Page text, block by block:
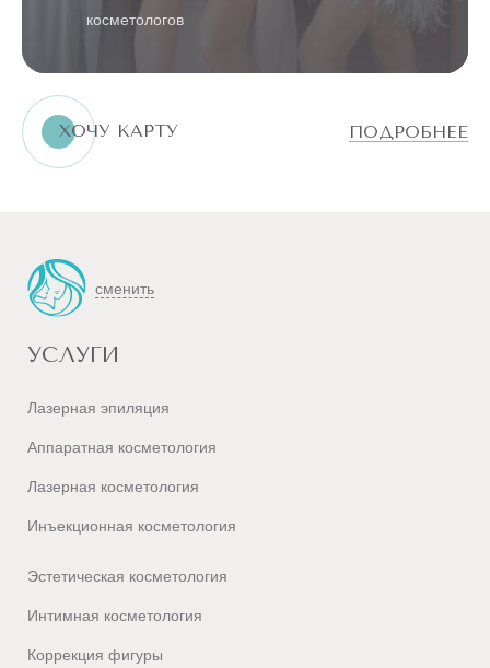
косметологов
ХОЧУ КАРТУ ПОДРОБНЕЕ
сменить
УСЛУГИ
Лазерная эпиляция
Аппаратная косметология
Лазерная косметология
Инъекционная косметология
Эстетическая косметология
Интимная косметология
Коррекция фигуры